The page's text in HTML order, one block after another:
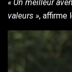
« Un meilleur
valeurs », affirme